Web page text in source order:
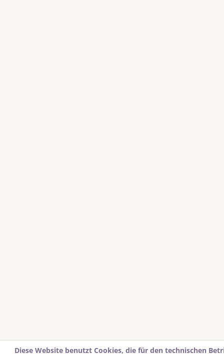
Diese Website benutzt Cookies, die für den technischen